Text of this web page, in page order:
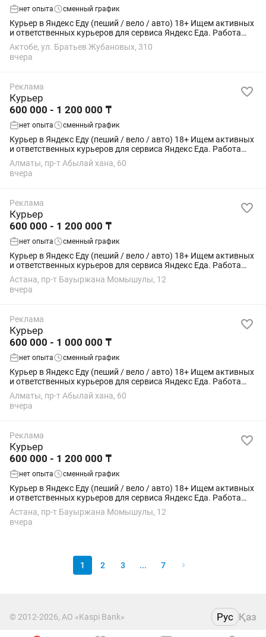
нет опыта сменный график
Курьер в Яндекс Еду (пеший / вело / авто) 18+ Ищем активных
и ответственных курьеров для сервиса Яндекс Еда. Работа
подойдёт студентам, как подработка или основной доход.
Условия: • Свободный...
Актобе, ул. Братьев Жубановых, 310
вчера
Реклама
Курьер
600 000 - 1 200 000 ₸
нет опыта сменный график
Курьер в Яндекс Еду (пеший / вело / авто) 18+ Ищем активных
и ответственных курьеров для сервиса Яндекс Еда. Работа
подойдёт студентам, как подработка или основной доход.
Условия: • Свободный...
Алматы, пр-т Абылай хана, 60
вчера
Реклама
Курьер
600 000 - 1 200 000 ₸
нет опыта сменный график
Курьер в Яндекс Еду (пеший / вело / авто) 18+ Ищем активных
и ответственных курьеров для сервиса Яндекс Еда. Работа
подойдёт студентам, как подработка или основной доход.
Условия: • Свободный...
Астана, пр-т Бауыржана Момышулы, 12
вчера
Реклама
Курьер
600 000 - 1 000 000 ₸
нет опыта сменный график
Курьер в Яндекс Еду (пеший / вело / авто) 18+ Ищем активных
и ответственных курьеров для сервиса Яндекс Еда. Работа
подойдёт студентам, как подработка или основной доход.
Условия: • Свободный...
Алматы, пр-т Абылай хана, 60
вчера
Реклама
Курьер
600 000 - 1 200 000 ₸
нет опыта сменный график
Курьер в Яндекс Еду (пеший / вело / авто) 18+ Ищем активных
и ответственных курьеров для сервиса Яндекс Еда. Работа
подойдёт студентам, как подработка или основной доход.
Условия: • Свободный...
Астана, пр-т Бауыржана Момышулы, 12
вчера
1 2 3 ... 7
© 2012-2026, АО «Kaspi Bank» Рус Қаз